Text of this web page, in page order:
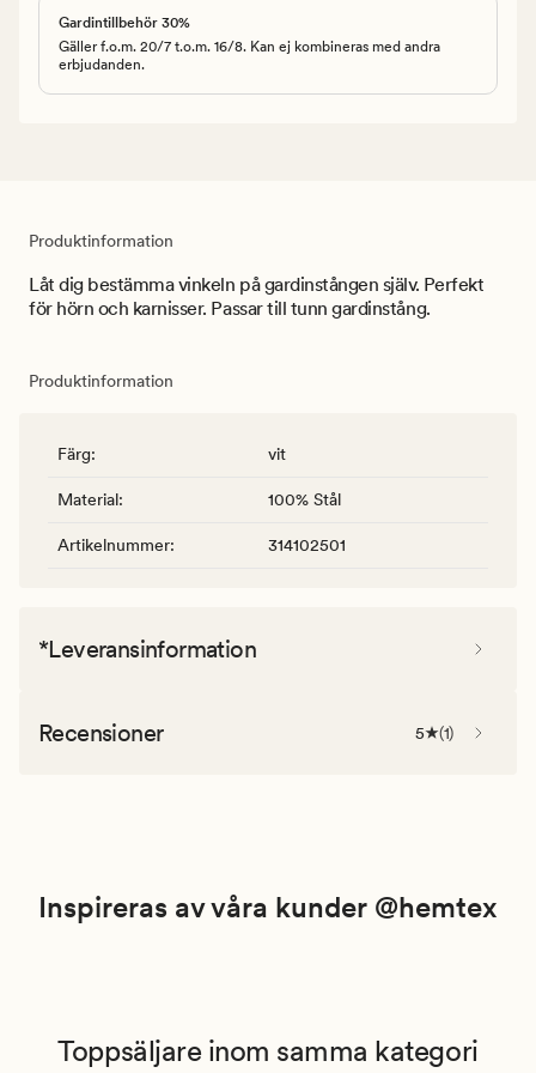
Gardintillbehör 30%
Gäller f.o.m. 20/7 t.o.m. 16/8. Kan ej kombineras med andra
erbjudanden.
Produktinformation
Låt dig bestämma vinkeln på gardinstången själv. Perfekt
för hörn och karnisser. Passar till tunn gardinstång.
Produktinformation
Färg: vit
Material: 100% Stål
Artikelnummer: 314102501
*Leveransinformation
Recensioner 5 (1)
Inspireras av våra kunder @hemtex
Toppsäljare inom samma kategori